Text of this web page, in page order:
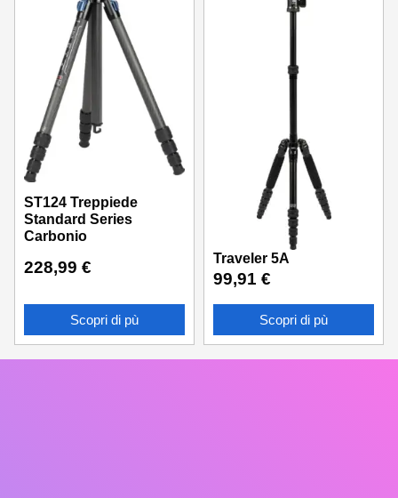
ST124 Treppiede
Standard Series
Carbonio
228,99 €
Scopri di pù
Traveler 5A
99,91 €
Scopri di pù